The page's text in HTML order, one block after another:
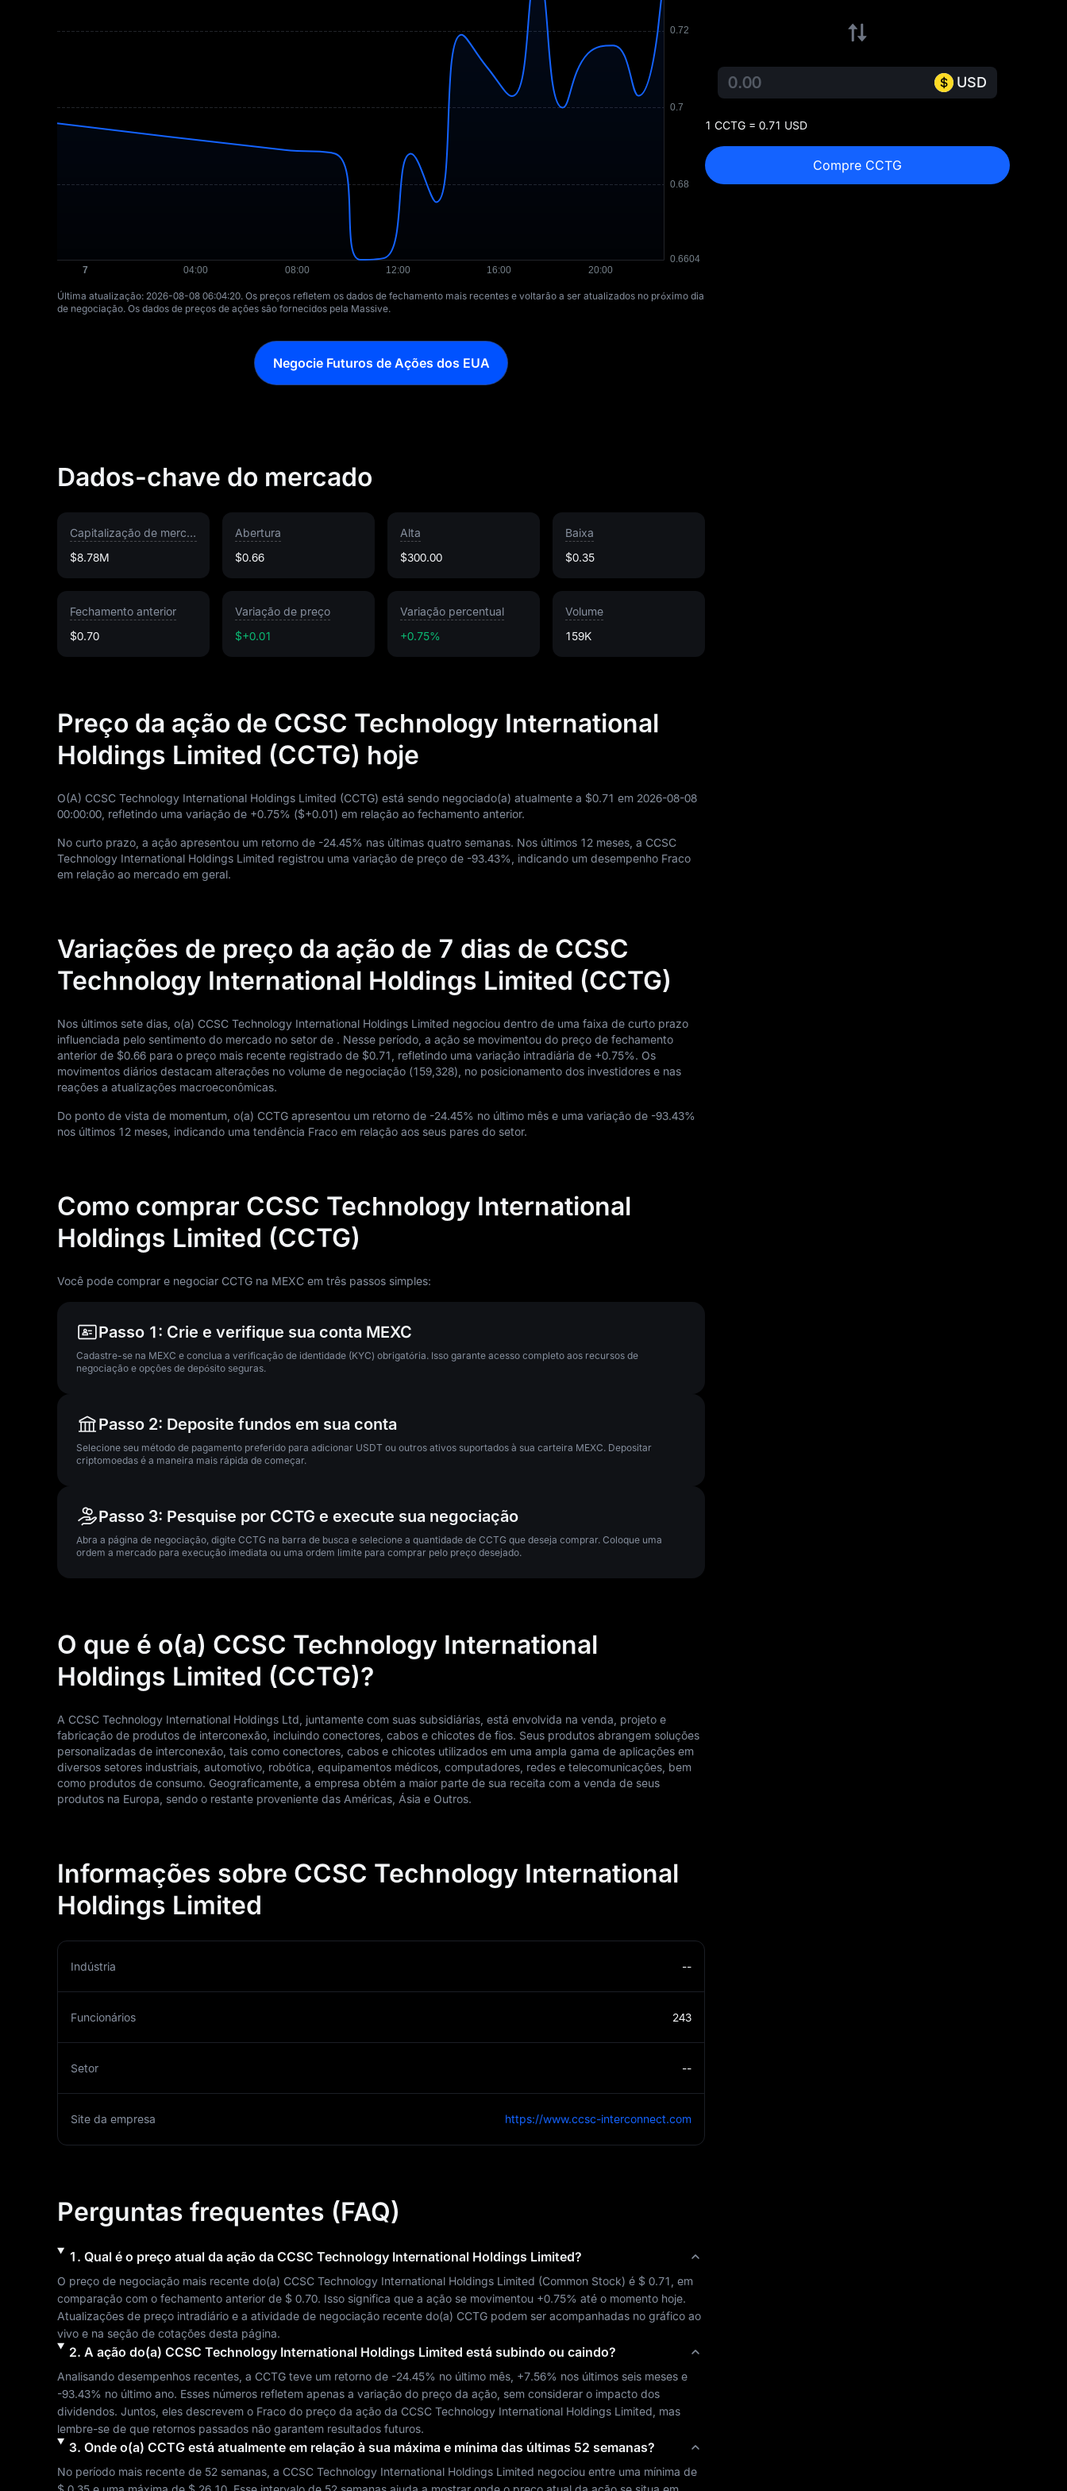
Última atualização: ⁦2026-08-08 06:04:20⁩. Os preços refletem os dados de fechamento mais recentes e voltarão a ser atualizados no próximo dia
de negociação. Os dados de preços de ações são fornecidos pela Massive.
Negocie Futuros de Ações dos EUA
Dados-chave do mercado
Capitalização de mercado
$8.78M
Abertura
$0.66
Alta
$300.00
Baixa
$0.35
Fechamento anterior
$0.70
Variação de preço
$+0.01
Variação percentual
+0.75%
Volume
159K
Preço da ação de CCSC Technology International
Holdings Limited (CCTG) hoje
O(A) CCSC Technology International Holdings Limited (CCTG) está sendo negociado(a) atualmente a $0.71 em 2026-08-08
00:00:00 , refletindo uma variação de +0.75% ($+0.01) em relação ao fechamento anterior.
No curto prazo, a ação apresentou um retorno de -24.45% nas últimas quatro semanas. Nos últimos 12 meses, a CCSC
Technology International Holdings Limited registrou uma variação de preço de -93.43% , indicando um desempenho Fraco
em relação ao mercado em geral.
Variações de preço da ação de 7 dias de CCSC
Technology International Holdings Limited (CCTG)
Nos últimos sete dias, o(a) CCSC Technology International Holdings Limited negociou dentro de uma faixa de curto prazo
influenciada pelo sentimento do mercado no setor de . Nesse período, a ação se movimentou do preço de fechamento
anterior de $0.66 para o preço mais recente registrado de $0.71 , refletindo uma variação intradiária de +0.75%. Os
movimentos diários destacam alterações no volume de negociação (159,328), no posicionamento dos investidores e nas
reações a atualizações macroeconômicas.
Do ponto de vista de momentum, o(a) CCTG apresentou um retorno de -24.45% no último mês e uma variação de -93.43%
nos últimos 12 meses, indicando uma tendência Fraco em relação aos seus pares do setor.
Como comprar CCSC Technology International
Holdings Limited (CCTG)
Você pode comprar e negociar CCTG na MEXC em três passos simples:
Passo 1: Crie e verifique sua conta MEXC
Cadastre-se na MEXC e conclua a verificação de identidade (KYC) obrigatória. Isso garante acesso completo aos recursos de
negociação e opções de depósito seguras.
Passo 2: Deposite fundos em sua conta
Selecione seu método de pagamento preferido para adicionar USDT ou outros ativos suportados à sua carteira MEXC. Depositar
criptomoedas é a maneira mais rápida de começar.
Passo 3: Pesquise por CCTG e execute sua negociação
Abra a página de negociação, digite CCTG na barra de busca e selecione a quantidade de CCTG que deseja comprar. Coloque uma
ordem a mercado para execução imediata ou uma ordem limite para comprar pelo preço desejado.
O que é o(a) CCSC Technology International
Holdings Limited (CCTG)?
A CCSC Technology International Holdings Ltd, juntamente com suas subsidiárias, está envolvida na venda, projeto e
fabricação de produtos de interconexão, incluindo conectores, cabos e chicotes de fios. Seus produtos abrangem soluções
personalizadas de interconexão, tais como conectores, cabos e chicotes utilizados em uma ampla gama de aplicações em
diversos setores industriais, automotivo, robótica, equipamentos médicos, computadores, redes e telecomunicações, bem
como produtos de consumo. Geograficamente, a empresa obtém a maior parte de sua receita com a venda de seus
produtos na Europa, sendo o restante proveniente das Américas, Ásia e Outros.
Informações sobre CCSC Technology International
Holdings Limited
Indústria --
Funcionários 243
Setor --
Site da empresa https://www.ccsc-interconnect.com
Perguntas frequentes (FAQ)
1 . Qual é o preço atual da ação da CCSC Technology International Holdings Limited?
O preço de negociação mais recente do(a) CCSC Technology International Holdings Limited (Common Stock) é $ 0.71 , em
comparação com o fechamento anterior de $ 0.70. Isso significa que a ação se movimentou +0.75% até o momento hoje.
Atualizações de preço intradiário e a atividade de negociação recente do(a) CCTG podem ser acompanhadas no gráfico ao
vivo e na seção de cotações desta página.
2. A ação do(a) CCSC Technology International Holdings Limited está subindo ou caindo?
Analisando desempenhos recentes, a CCTG teve um retorno de -24.45% no último mês, +7.56%
-93.43% no último ano. Esses números refletem apenas a variação do preço da ação, sem considerar o impacto dos
dividendos. Juntos, eles descrevem o Fraco do preço da ação da CCSC Technology International Holdings Limited , mas
lembre-se de que retornos passados não garantem resultados futuros.
3. Onde o(a) CCTGestá atualmente em relação à sua máxima e mínima das últimas 52 semanas?
No período mais recente de 52 semanas, a CCSC Technology International Holdings Limited
USD
1 CCTG = 0.71 USD
Compre CCTG